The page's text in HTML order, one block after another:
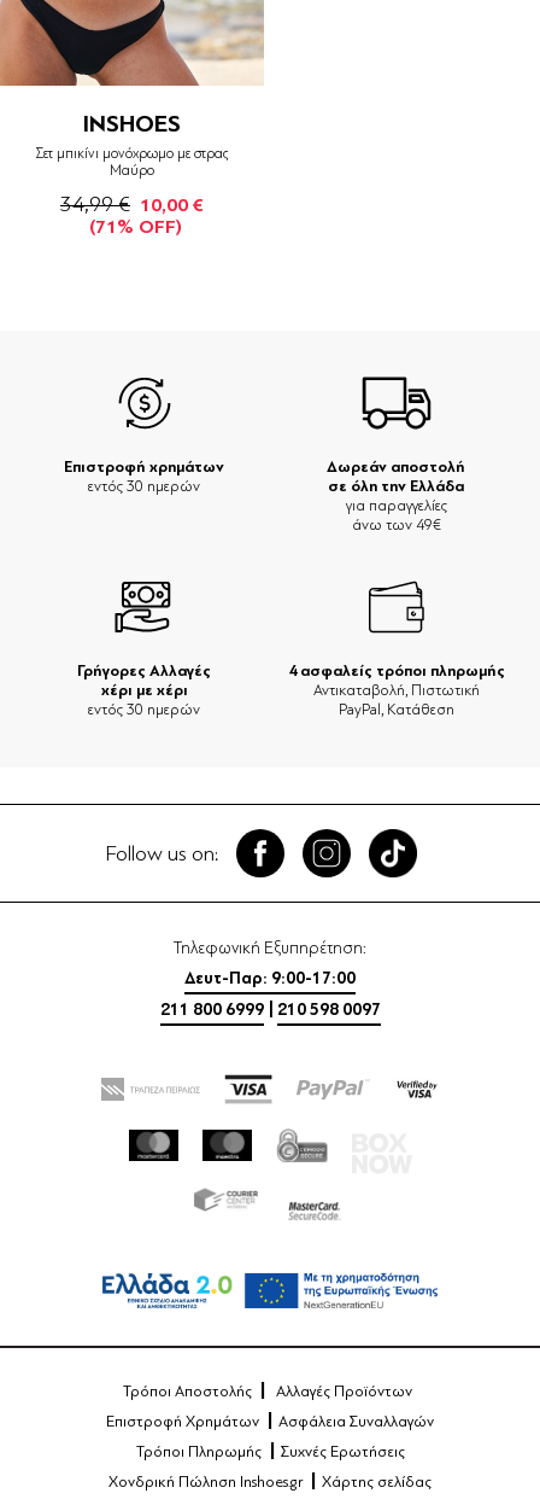
INSHOES
Σετ μπικίνι μονόχρωμο με στρας
Μαύρο
34,99 € 10,00 €
(71% OFF)
Δωρεάν αποστολή
σε όλη την Ελλάδα
για παραγγελίες
άνω των 49€
Επιστροφή χρημάτων
εντός 30 ημερών
Γρήγορες Αλλαγές
χέρι με χέρι
εντός 30 ημερών
4 ασφαλείς τρόποι πληρωμής
Αντικαταβολή, Πιστωτική
PayPal, Κατάθεση
Follow us on:
Τηλεφωνική Εξυπηρέτηση:
Δευτ-Παρ: 9:00-17:00
211 800 6999
210 598 0097
Τρόποι Αποστολής
Αλλαγές Προϊόντων
Επιστροφή Χρημάτων
Ασφάλεια Συναλλαγών
Τρόποι Πληρωμής
Συχνές Ερωτήσεις
Χονδρική Πώληση Inshoes.gr
Χάρτης σελίδας